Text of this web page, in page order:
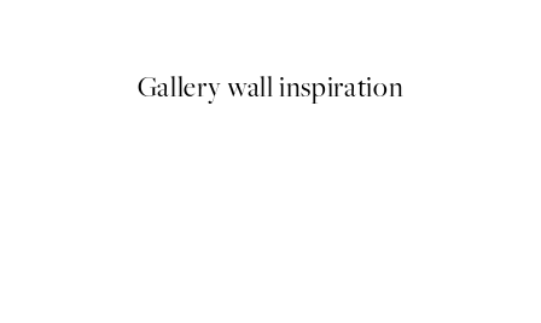
Gallery wall inspiration